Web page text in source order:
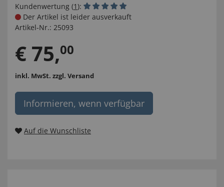
Kundenwertung (1):
Der Artikel ist leider ausverkauft
Artikel-Nr.: 25093
€ 75,00
inkl. MwSt. zzgl. Versand
Informieren, wenn verfügbar
Auf die Wunschliste